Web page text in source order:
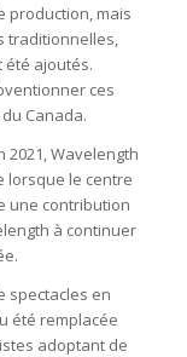
production, mais
traditionnelles,
été ajoutés.
ces
Canada.
2021, Wavelength
lorsque le centre
une contribution
à continuer
spectacles en
été remplacée
adoptant de